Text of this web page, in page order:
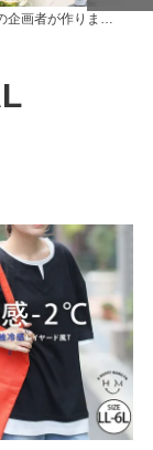
大きいサイズの企画者が作りました! 実は背中にシャーリング! 7DAYSシャツ | 大きいサイズの通販ならハッピーマリリン
ページトッ
ページトッ